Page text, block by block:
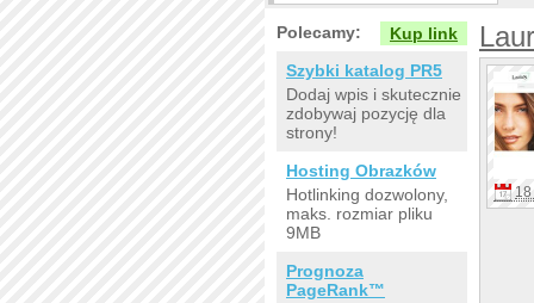
18
Polecamy:
Kup link
Szybki katalog PR5
Dodaj wpis i skutecznie
zdobywaj pozycję dla
strony!
Hosting Obrazków
Hotlinking dozwolony,
maks. rozmiar pliku
9MB
Prognoza
PageRank™